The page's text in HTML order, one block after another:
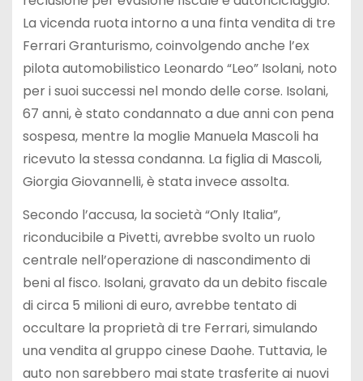
La vicenda ruota intorno a una finta vendita di tre
Ferrari Granturismo, coinvolgendo anche l’ex
pilota automobilistico Leonardo “Leo” Isolani, noto
per i suoi successi nel mondo delle corse. Isolani,
67 anni, è stato condannato a due anni con pena
sospesa, mentre la moglie Manuela Mascoli ha
ricevuto la stessa condanna. La figlia di Mascoli,
Giorgia Giovannelli, è stata invece assolta.
Secondo l’accusa, la società “Only Italia”,
riconducibile a Pivetti, avrebbe svolto un ruolo
centrale nell’operazione di nascondimento di
beni al fisco. Isolani, gravato da un debito fiscale
di circa 5 milioni di euro, avrebbe tentato di
occultare la proprietà di tre Ferrari, simulando
una vendita al gruppo cinese Daohe. Tuttavia, le
auto non sarebbero mai state trasferite ai nuovi